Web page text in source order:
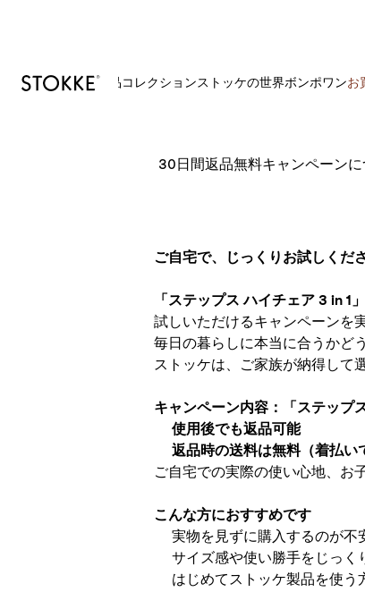
製品 コレクション ストッケの世界ボンポワンお
30日間返品無料キャンペーンに
ご自宅で、じっくりお試しくだ
「ステップス ハイチェア 3 in 1」
試しいただけるキャンペーンを
毎日の暮らしに本当に合うかど
ストッケは、ご家族が納得して
キャンペーン内容：「ステップ
使用後でも返品可能
返品時の送料は無料（着払い
ご自宅での実際の使い心地、お
こんな方におすすめです
実物を見ずに購入するのが不
サイズ感や使い勝手をじっく
はじめてストッケ製品を使う